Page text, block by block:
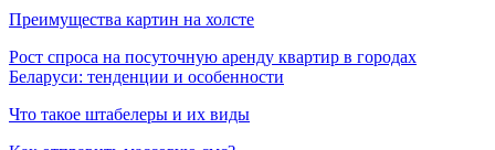
Преимущества картин на холсте
Рост спроса на посуточную аренду квартир в городах
Беларуси: тенденции и особенности
Что такое штабелеры и их виды